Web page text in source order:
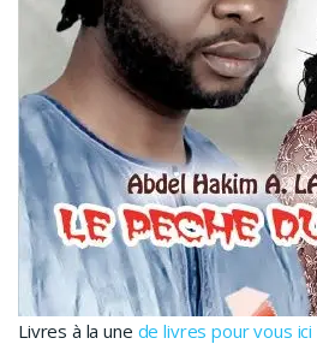
Livres à la une de livres pour vous ici